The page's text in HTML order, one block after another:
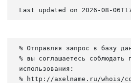
Last updated on 2026-08-
% Отправляя запрос в базу
% вы соглашаетесь соблюдать
использования:
% http://axelname.ru/whois/